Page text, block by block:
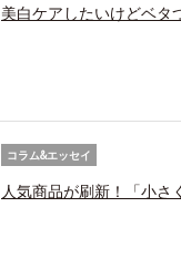
美白ケアしたいけどベタ
コラム&エッセイ
人気商品が刷新！「小さ